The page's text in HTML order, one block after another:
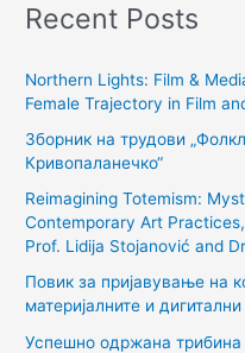
a
c
h
f
r
:
Recent Posts
Northern Lights: Film &
Female Trajectory in Film
Зборник на трудови
Кривопаланечко“
Reimagining Totemism:
Contemporary Art
Prof. Lidija Stojanović and
Повик за пријавување на
материјалните и дигитални
Успешно одржана